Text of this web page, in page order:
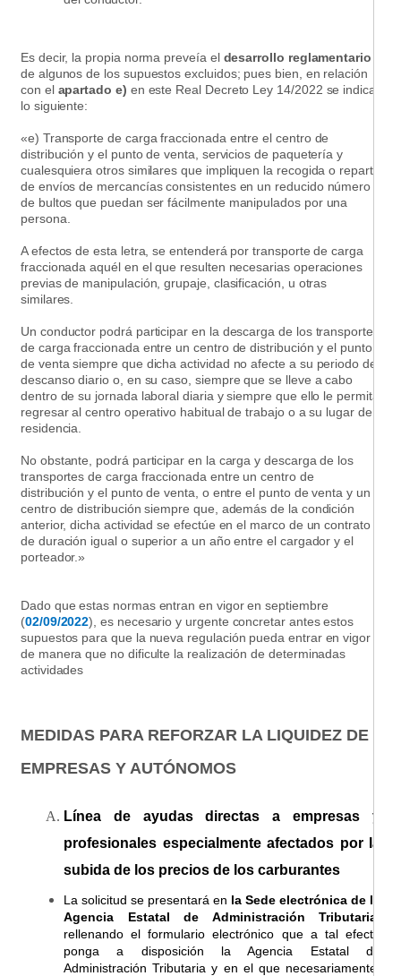
Es decir, la propia norma preveía el desarrollo reglamentario
de algunos de los supuestos excluidos; pues bien, en relación
con el apartado e) en este Real Decreto Ley 14/2022 se indica
lo siguiente:
«e) Transporte de carga fraccionada entre el centro de
distribución y el punto de venta, servicios de paquetería y
cualesquiera otros similares que impliquen la recogida o reparto
de envíos de mercancías consistentes en un reducido número
de bultos que puedan ser fácilmente manipulados por una
persona.
A efectos de esta letra, se entenderá por transporte de carga
fraccionada aquél en el que resulten necesarias operaciones
previas de manipulación, grupaje, clasificación, u otras
similares.
Un conductor podrá participar en la descarga de los transportes
de carga fraccionada entre un centro de distribución y el punto
de venta siempre que dicha actividad no afecte a su periodo de
descanso diario o, en su caso, siempre que se lleve a cabo
dentro de su jornada laboral diaria y siempre que ello le permita
regresar al centro operativo habitual de trabajo o a su lugar de
residencia.
No obstante, podrá participar en la carga y descarga de los
transportes de carga fraccionada entre un centro de
distribución y el punto de venta, o entre el punto de venta y un
centro de distribución siempre que, además de la condición
anterior, dicha actividad se efectúe en el marco de un contrato
de duración igual o superior a un año entre el cargador y el
porteador.»
Dado que estas normas entran en vigor en septiembre
(02/09/2022), es necesario y urgente concretar antes estos
supuestos para que la nueva regulación pueda entrar en vigor
de manera que no dificulte la realización de determinadas
actividades
MEDIDAS PARA REFORZAR LA LIQUIDEZ DE
EMPRESAS Y AUTÓNOMOS
Línea de ayudas directas a empresas y
profesionales especialmente afectados por la
subida de los precios de los carburantes
La solicitud se presentará en la Sede electrónica de la
Agencia Estatal de Administración Tributaria
rellenando el formulario electrónico que a tal efecto
ponga a disposición la Agencia Estatal de
Administración Tributaria y en el que necesariamente,